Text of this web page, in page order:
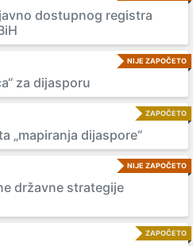
dostupnog registra
NIJE ZAPOČETO
za dijasporu
ZAPOČETO
„mapiranja dijaspore“
NIJE ZAPOČETO
državne strategije
ZAPOČETO